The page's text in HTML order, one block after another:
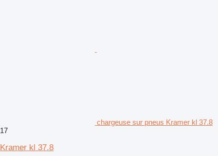
chargeuse sur pneus Kramer kl 37.8
17
Kramer kl 37.8